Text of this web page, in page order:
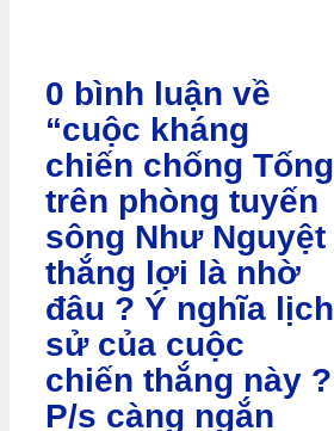
0 bình luận về
“cuộc kháng
chiến chống Tống
trên phòng tuyến
sông Như Nguyệt
thắng lợi là nhờ
đâu ? Ý nghĩa lịch
sử của cuộc
chiến thắng này ?
P/s càng ngắn